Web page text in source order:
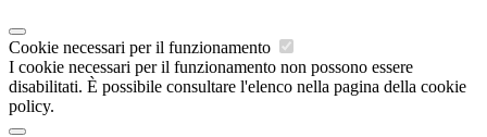
Cookie necessari per il funzionamento
I cookie necessari per il funzionamento non possono essere
disabilitati. È possibile consultare l'elenco nella pagina della cookie
policy.